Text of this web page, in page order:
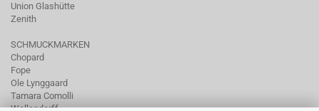
Union Glashütte
Zenith
SCHMUCKMARKEN
Chopard
Fope
Ole Lynggaard
Tamara Comolli
Wellendorff